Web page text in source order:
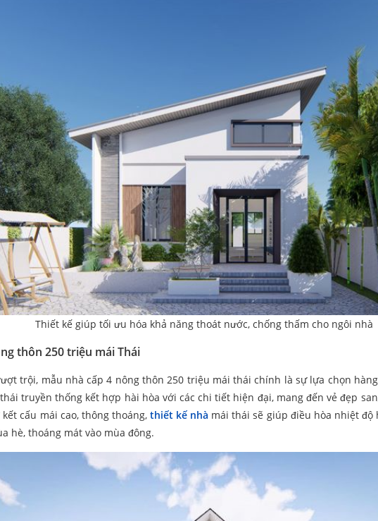
Thiết kế giúp tối ưu hóa khả năng thoát nước, chống thấm cho ngôi nhà
thôn 250 triệu mái Thái
trội, mẫu nhà cấp 4 nông thôn 250 triệu mái thái chính là sự lựa chọn
truyền thống kết hợp hài hòa với các chi tiết hiện đại, mang đến vẻ đẹp
cấu mái cao, thông thoáng, thiết kế nhà mái thái sẽ giúp điều hòa nhiệt độ
hè, thoáng mát vào mùa đông.